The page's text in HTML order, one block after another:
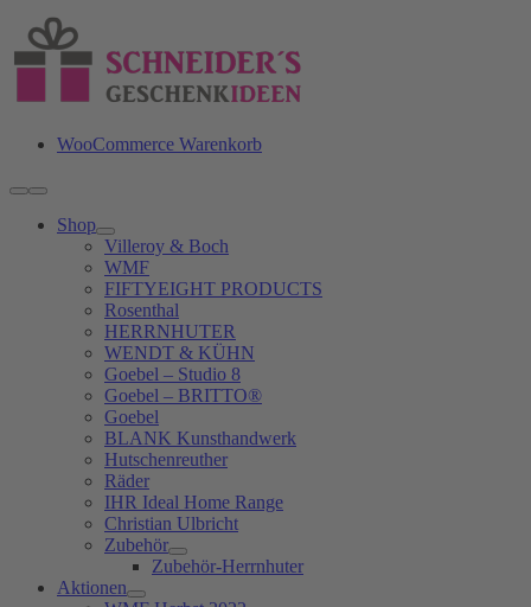
Inhalt
springen
WooCommerce Warenkorb
Toggle
Navigation
Shop
Villeroy & Boch
WMF
FIFTYEIGHT PRODUCTS
Rosenthal
HERRNHUTER
WENDT & KÜHN
Goebel – Studio 8
Goebel – BRITTO®
Goebel
BLANK Kunsthandwerk
Hutschenreuther
Räder
IHR Ideal Home Range
Christian Ulbricht
Zubehör
Zubehör-Herrnhuter
Aktionen